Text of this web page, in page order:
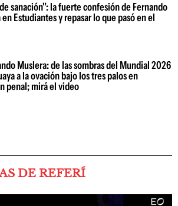
sanación": la fuerte confesión de Fernando
Estudiantes y repasar lo que pasó en el
Muslera: de las sombras del Mundial 2026
a la ovación bajo los tres palos en
penal; mirá el video
DE REFERÍ